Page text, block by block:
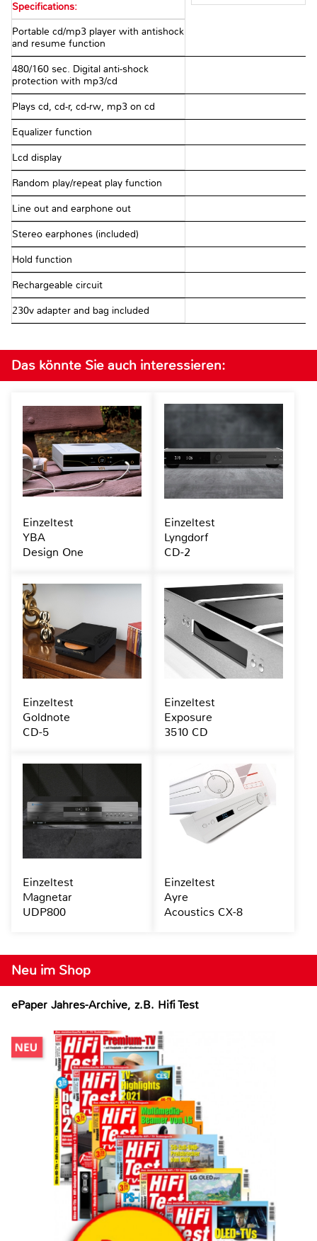
Specifications:
Portable cd/mp3 player with antishock
and resume function
480/160 sec. Digital anti-shock
protection with mp3/cd
Plays cd, cd-r, cd-rw, mp3 on cd
Equalizer function
Lcd display
Random play/repeat play function
Line out and earphone out
Stereo earphones (included)
Hold function
Rechargeable circuit
230v adapter and bag included
Neu im Shop
ePaper Jahres-Archive, z.B. Hifi Test
Das könnte Sie auch interessieren:
Einzeltest
YBA
Design One
Einzeltest
Lyngdorf
CD-2
Einzeltest
Goldnote
CD-5
Einzeltest
Exposure
3510 CD
Einzeltest
Magnetar
UDP800
Einzeltest
Ayre
Acoustics CX-8